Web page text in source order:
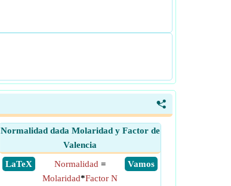
<
Normalidad dada Molaridad y Factor de
Valencia
​ LaTeX
​ Vamos
Normalidad =
Molaridad*Factor N